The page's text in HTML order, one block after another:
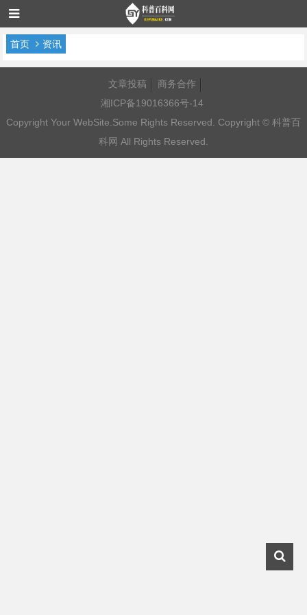
首页 资讯
文章投稿
商务合作
湘ICP备19016366号-14
Copyright Your WebSite.Some Rights Reserved. Copyright © 科普百
科网 All Rights Reserved.